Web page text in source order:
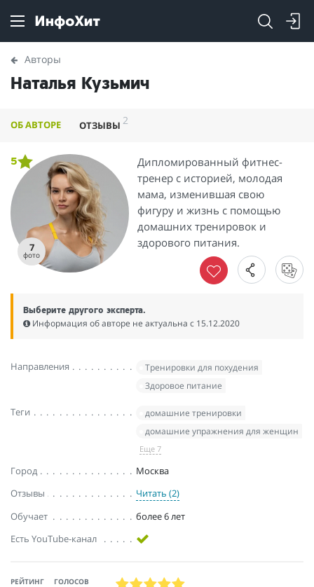
Авторы
Наталья Кузьмич
ОБ АВТОРЕ ОТЗЫВЫ 2
7
фото
5
Дипломированный фитнес-
тренер с историей, молодая
мама, изменившая свою
фигуру и жизнь с помощью
домашних тренировок и
здорового питания.
Выберите другого эксперта.
Информация об авторе не актуальна c 15.12.2020
Направления
Тренировки для похудения
Здоровое питание
Теги
домашние тренировки
домашние упражнения для женщин
Еще 7
Город
Москва
Отзывы
Читать (2)
Обучает
более 6 лет
Есть YouTube-канал
РЕЙТИНГ ГОЛОСОВ